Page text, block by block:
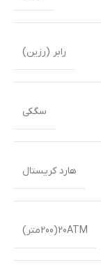
رابر (رزین)
سگکی
هارد کریستال
20ATM(200متر)